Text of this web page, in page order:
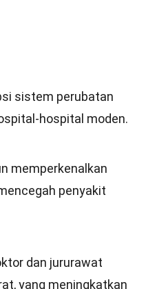
sistem perubatan
hospital moden.
memperkenalkan
penyakit
dan jururawat
yang meningkatkan